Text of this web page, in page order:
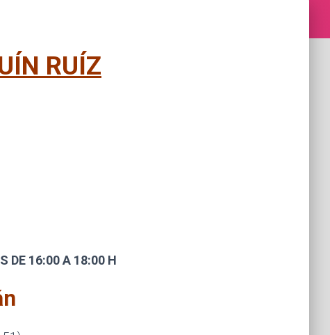
RUÍZ
DE 16:00 A 18:00 H